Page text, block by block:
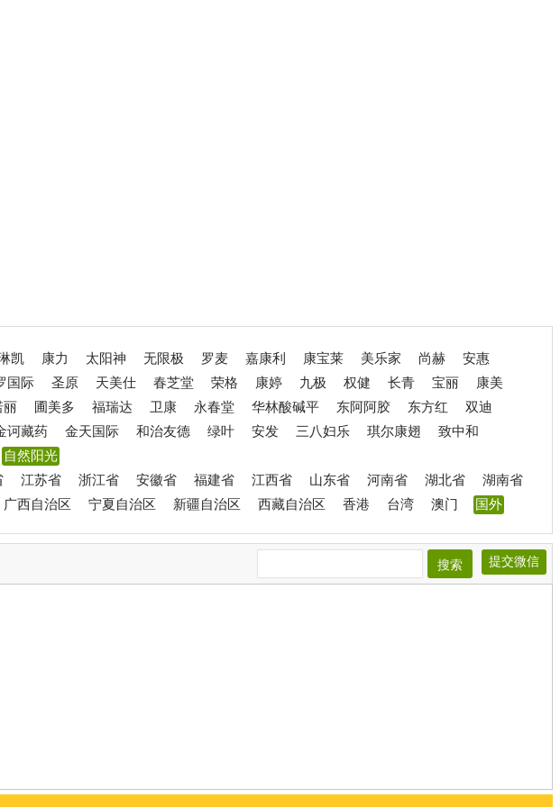
凯 康力 太阳神 无限极 罗麦 嘉康利 康宝莱 美乐家 尚赫
安惠
国际 圣原 天美仕 春芝堂 荣格 康婷 九极 权健 长青 宝丽
康美
丽 圃美多 福瑞达 卫康 永春堂 华林酸碱平 东阿阿胶 东方红
双迪
诃藏药 金天国际 和治友德 绿叶 安发 三八妇乐 琪尔康翅
致中和
自然阳光
江苏省 浙江省 安徽省 福建省 江西省 山东省 河南省 湖北省
湖南省
广西自治区 宁夏自治区 新疆自治区 西藏自治区 香港 台湾 澳门 国外
搜索 提交微信